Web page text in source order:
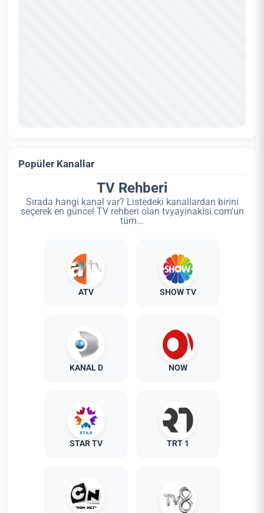
Popüler Kanallar
TV Rehberi
Sırada hangi kanal var? Listedeki kanallardan birini
seçerek en güncel TV rehberi olan tvyayinakisi.com'un
tüm...
ATV SHOW TV
KANAL D NOW
STAR TV TRT 1